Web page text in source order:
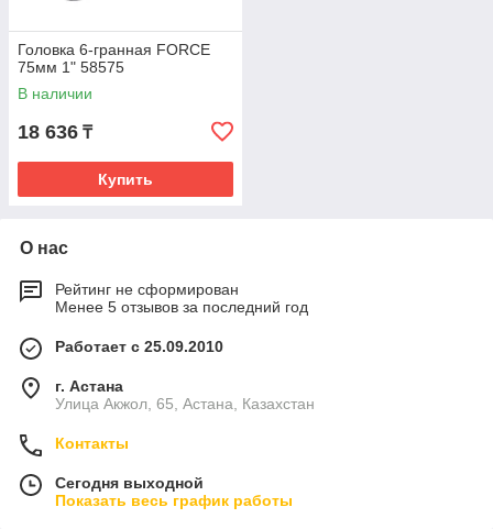
Головка 6-гранная FORCE
75мм 1" 58575
В наличии
18 636 ₸
Купить
О нас
Рейтинг не сформирован
Менее 5 отзывов за последний год
Работает с 25.09.2010
г. Астана
Улица Акжол, 65, Астана, Казахстан
Контакты
Сегодня выходной
Показать весь график работы